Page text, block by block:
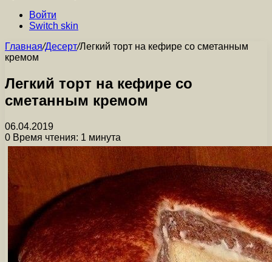
Войти
Switch skin
Главная/Десерт/Легкий торт на кефире со сметанным
кремом
Легкий торт на кефире со
сметанным кремом
06.04.2019
0 Время чтения: 1 минута